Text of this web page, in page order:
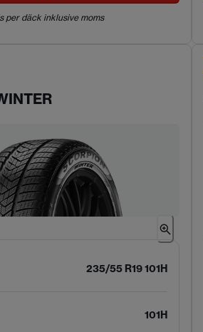
per däck inklusive moms
235/55 R19 101H
101H